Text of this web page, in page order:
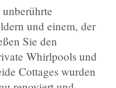
und einem, der
Sie den
Whirlpools und
Cottages wurden